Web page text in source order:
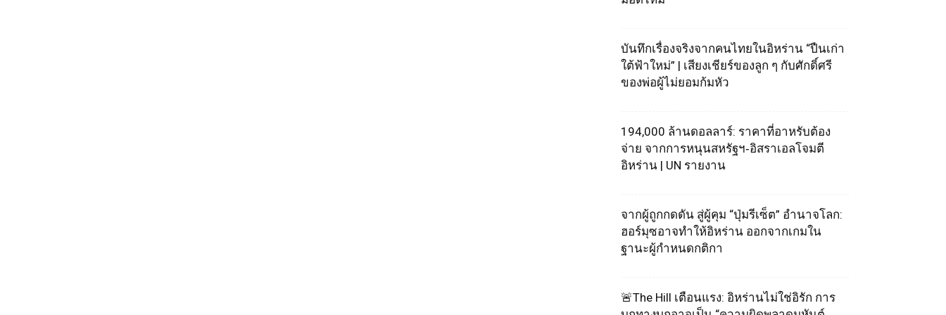
บันทึกเรื่องจริงจากคนไทยในอิหร่าน “ปืนเก่า
ใต้ฟ้าใหม่” | เสียงเชียร์ของลูก ๆ กับศักดิ์ศรี
ของพ่อผู้ไม่ยอมก้มหัว
194,000 ล้านดอลลาร์: ราคาที่อาหรับต้อง
จ่าย จากการหนุนสหรัฐฯ‑อิสราเอลโจมตี
อิหร่าน | UN รายงาน
จากผู้ถูกกดดัน สู่ผู้คุม “ปุ่มรีเซ็ต” อำนาจโลก:
ฮอร์มุซอาจทำให้อิหร่าน ออกจากเกมใน
ฐานะผู้กำหนดกติกา
🚨The Hill เตือนแรง: อิหร่านไม่ใช่อิรัก การ